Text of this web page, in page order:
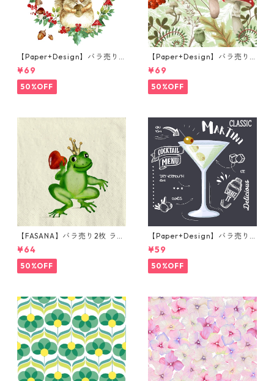
【Paper+Design】バラ売り2
枚 ランチサイズ ペーパーナプ
キン Forest Squirrel ホワイ
ト
¥69
50%OFF
【Paper+Design】バラ売り2
枚 ランチサイズ ペーパーナプ
キン Forest Fungi グリーン
¥69
50%OFF
【FASANA】バラ売り2枚 ラン
チサイズ ペーパーナプキン Fr
og prince ナチュラル
¥64
50%OFF
【Paper+Design】バラ売り2
枚 カクテルサイズ ペーパーナ
プキン Martini ブラック
¥59
50%OFF